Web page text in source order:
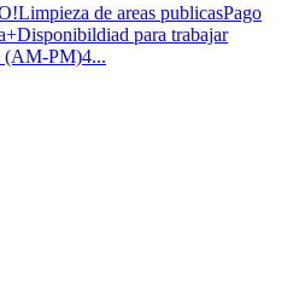
de areas publicasPago
para trabajar
(AM-PM)4...